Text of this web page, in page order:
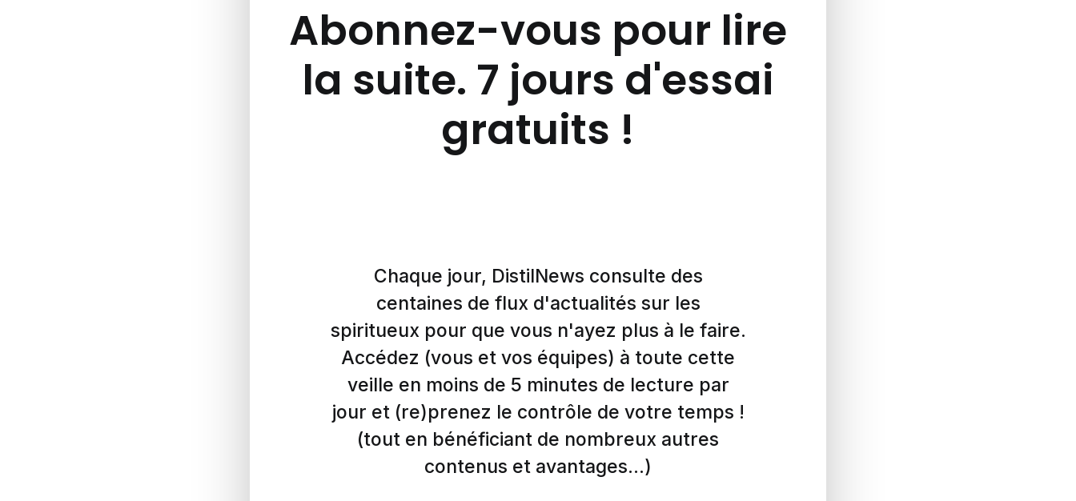
Abonnez-vous pour lire
la suite. 7 jours d'essai
gratuits !
Chaque jour, DistilNews consulte des
centaines de flux d'actualités sur les
spiritueux pour que vous n'ayez plus à le faire.
Accédez (vous et vos équipes) à toute cette
veille en moins de 5 minutes de lecture par
jour et (re)prenez le contrôle de votre temps !
(tout en bénéficiant de nombreux autres
contenus et avantages...)